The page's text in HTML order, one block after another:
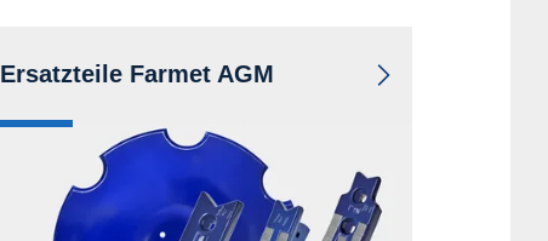
Ersatzteile Farmet AGM